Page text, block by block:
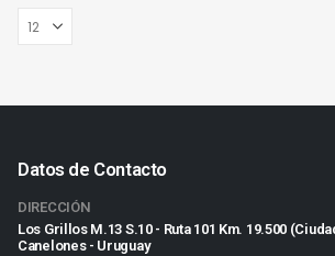
Datos de Contacto
DIRECCIÓN
Los Grillos M.13 S.10 - Ruta 101 Km. 19.500
Canelones - Uruguay